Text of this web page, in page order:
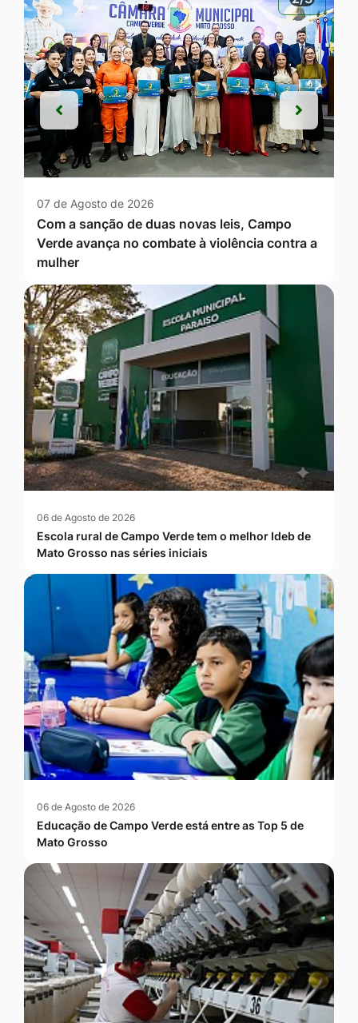
07 de Agosto de 2026
Com a sanção de duas novas leis, Campo
Verde avança no combate à violência contra a
mulher
Anterior
Anterior Próxima
06 de Agosto de 2026
Escola rural de Campo Verde tem o melhor Ideb de
Mato Grosso nas séries iniciais
06 de Agosto de 2026
Educação de Campo Verde está entre as Top 5 de
Mato Grosso